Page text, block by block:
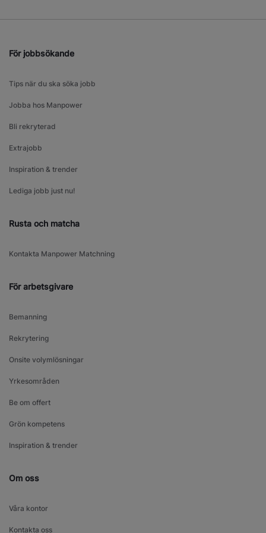
För jobbsökande
Tips när du ska söka jobb
Jobba hos Manpower
Bli rekryterad
Extrajobb
Inspiration & trender
Lediga jobb just nu!
Rusta och matcha
Kontakta Manpower Matchning
För arbetsgivare
Bemanning
Rekrytering
Onsite volymlösningar
Yrkesområden
Be om offert
Grön kompetens
Inspiration & trender
Om oss
Våra kontor
Kontakta oss